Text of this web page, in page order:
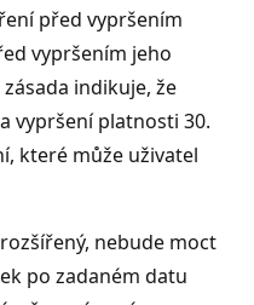
před vypršením
vypršením jeho
indikuje, že
vypršení platnosti 30.
které může uživatel
nebude moct
po zadaném datu